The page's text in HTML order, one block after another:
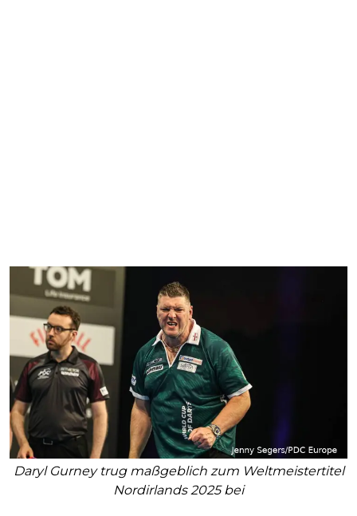
Daryl Gurney trug maßgeblich zum Weltmeistertitel
Nordirlands 2025 bei